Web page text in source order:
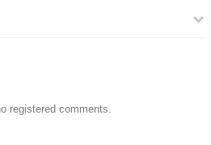
registered comments.